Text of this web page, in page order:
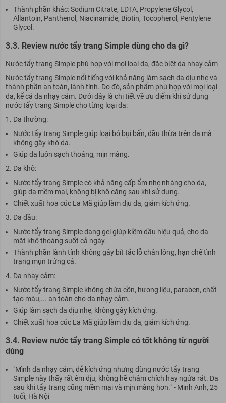
Thành phần khác: Sodium Citrate, EDTA, Propylene Glycol,
Allantoin, Panthenol, Niacinamide, Biotin, Tocopherol, Pentylene
Glycol.
3.3. Review nước tẩy trang Simple dùng cho da gì?
Nước tẩy trang Simple phù hợp với mọi loại da, đặc biệt da nhạy cảm
Nước tẩy trang Simple nổi tiếng với khả năng làm sạch da dịu nhẹ và
thành phần an toàn, lành tính. Do đó, sản phẩm phù hợp với mọi loại
da, kể cả da nhạy cảm. Dưới đây là chi tiết về ưu điểm khi sử dụng
nước tẩy trang Simple cho từng loại da:
Da thường:
Nước tẩy trang Simple giúp loại bỏ bụi bẩn, dầu thừa trên da mà
không gây khô da.
Giúp da luôn sạch thoáng, mịn màng.
Da khô:
Nước tẩy trang Simple có khả năng cấp ẩm nhẹ nhàng cho da,
giúp da mềm mại, không bị khô căng sau khi sử dụng.
Chiết xuất hoa cúc La Mã giúp làm dịu da, giảm kích ứng.
Da dầu:
Nước tẩy trang Simple dạng gel giúp kiềm dầu hiệu quả, cho da
mặt khô thoáng suốt cả ngày.
Thành phần lành tính không gây bít tắc lỗ chân lông, hạn chế tình
trạng mụn trứng cá.
Da nhạy cảm:
Nước tẩy trang Simple không chứa cồn, hương liệu, paraben, chất
tạo màu,... an toàn cho da nhạy cảm.
Giúp làm sạch da dịu nhẹ, không gây kích ứng.
Chiết xuất hoa cúc La Mã giúp làm dịu da, giảm kích ứng.
3.4. Review nước tẩy trang Simple có tốt không từ người
dùng
"Mình da nhạy cảm, dễ kích ứng nhưng dùng nước tẩy trang
Simple này thấy rất êm dịu, không hề châm chích hay ngứa rát. Da
sau khi tẩy trang cũng mềm mại và mịn màng hơn." - Minh Anh, 25
tuổi, Hà Nội